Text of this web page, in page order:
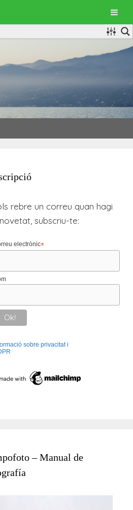
rebre un correu quan hagi
subscriu-te:
electrònic*
sobre privacitat i
– Manual de